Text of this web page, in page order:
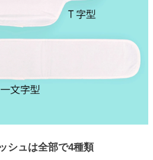
シュは全部で4種類